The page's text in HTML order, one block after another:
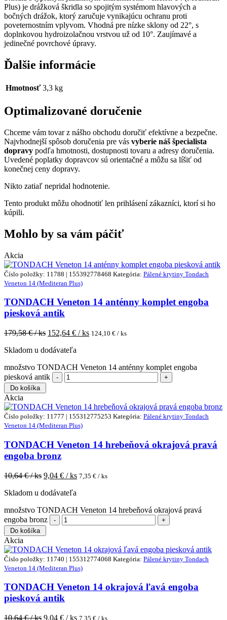
Plus) je drážková škridla so spojitým systémom hlavových a
bočných drážok, ktorý zaručuje vynikajúcu ochranu proti
poveternostním vplyvom. Vhodná pre nízke sklony od 22°, s
doplnkovou hydroizolačnou vrstvou už od 10°. Zaujímavé a
jedinečné povrchové úpravy.
Ďalšie informácie
Hmotnosť 3,3 kg
Optimalizované doručenie
Chceme vám tovar z nášho obchodu doručiť efektívne a bezpečne.
Najvhodnejší spôsob doručenia pre vás vyberie náš špecialista
dopravy podľa hmotnosti, dostupnosti tovaru a adresy doručenia.
Uvedené poplatky dopravcov sú orientačné a môžu sa líšiť od
konečnej ceny dopravy.
Nikto zatiaľ nepridal hodnotenie.
Tento produkt môžu ohodnotiť len prihlásení zákazníci, ktorí si ho
kúpili.
Mohlo by sa vám páčiť
Akcia
Číslo položky: 11788 | 155392778468 Kategória: Pálené krytiny Tondach
Veneton 14 (Mediteran Plus)
TONDACH Veneton 14 anténny komplet engoba
piesková antik
179,58€ / ks 152,64 € / ks 124,10 € / ks
Skladom u dodávateľa
množstvo TONDACH Veneton 14 anténny komplet engoba
piesková antik
Do košíka
Akcia
Číslo položky: 11777 | 155312775253 Kategória: Pálené krytiny Tondach
Veneton 14 (Mediteran Plus)
TONDACH Veneton 14 hrebeňová okrajová pravá
engoba bronz
10,64€ / ks 9,04 € / ks 7,35 € / ks
Skladom u dodávateľa
množstvo TONDACH Veneton 14 hrebeňová okrajová pravá
engoba bronz
Do košíka
Akcia
Číslo položky: 11740 | 155312774068 Kategória: Pálené krytiny Tondach
Veneton 14 (Mediteran Plus)
TONDACH Veneton 14 okrajová ľavá engoba
piesková antik
10,64€ / ks 9,04 € / ks 7,35 € / ks